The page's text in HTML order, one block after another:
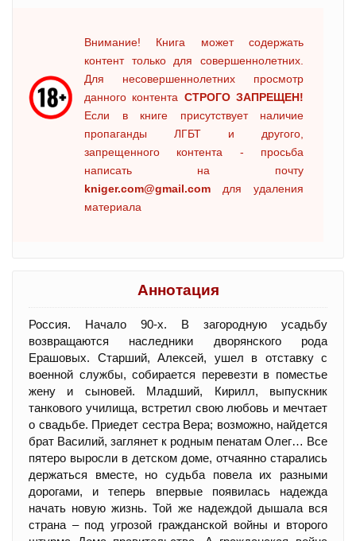
Внимание! Книга может содержать
контент только для совершеннолетних.
Для несовершеннолетних просмотр
данного контента СТРОГО ЗАПРЕЩЕН!
Если в книге присутствует наличие
пропаганды ЛГБТ и другого,
запрещенного контента - просьба
написать на почту
kniger.com@gmail.com для удаления
материала
Аннотация
Россия. Начало 90-х. В загородную усадьбу
возвращаются наследники дворянского рода
Ерашовых. Старший, Алексей, ушел в отставку с
военной службы, собирается перевезти в поместье
жену и сыновей. Младший, Кирилл, выпускник
танкового училища, встретил свою любовь и мечтает
о свадьбе. Приедет сестра Вера; возможно, найдется
брат Василий, заглянет к родным пенатам Олег… Все
пятеро выросли в детском доме, отчаянно старались
держаться вместе, но судьба повела их разными
дорогами, и теперь впервые появилась надежда
начать новую жизнь. Той же надеждой дышала вся
страна – под угрозой гражданской войны и второго